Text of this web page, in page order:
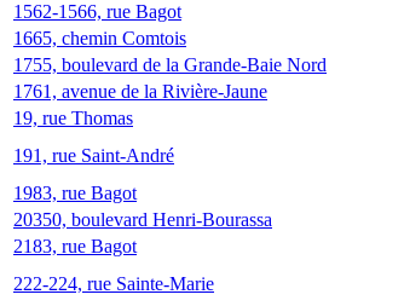
1562-1566, rue Bagot
1665, chemin Comtois
1755, boulevard de la Grande-Baie Nord
1761, avenue de la Rivière-Jaune
19, rue Thomas
191, rue Saint-André
1983, rue Bagot
20350, boulevard Henri-Bourassa
2183, rue Bagot
222-224, rue Sainte-Marie